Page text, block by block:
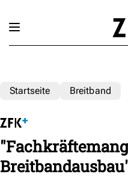
Startseite Breitband